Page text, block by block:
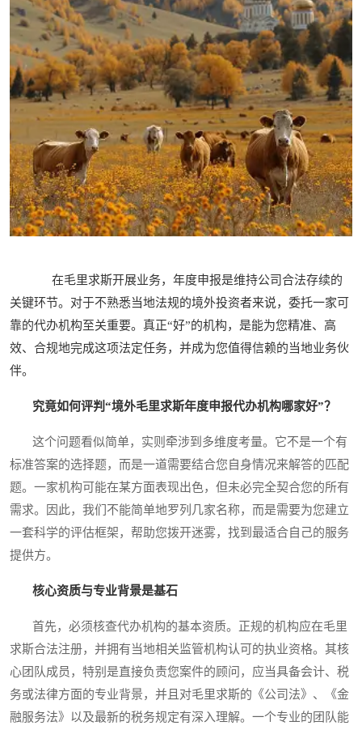
在毛里求斯开展业务，年度申报是维持公司合法存续的
关键环节。对于不熟悉当地法规的境外投资者来说，委托一家可
靠的代办机构至关重要。真正“好”的机构，是能为您精准、高
效、合规地完成这项法定任务，并成为您值得信赖的当地业务伙
伴。
究竟如何评判“境外毛里求斯年度申报代办机构哪家好”？
这个问题看似简单，实则牵涉到多维度考量。它不是一个有
标准答案的选择题，而是一道需要结合您自身情况来解答的匹配
题。一家机构可能在某方面表现出色，但未必完全契合您的所有
需求。因此，我们不能简单地罗列几家名称，而是需要为您建立
一套科学的评估框架，帮助您拨开迷雾，找到最适合自己的服务
提供方。
核心资质与专业背景是基石
首先，必须核查代办机构的基本资质。正规的机构应在毛里
求斯合法注册，并拥有当地相关监管机构认可的执业资格。其核
心团队成员，特别是直接负责您案件的顾问，应当具备会计、税
务或法律方面的专业背景，并且对毛里求斯的《公司法》、《金
融服务法》以及最新的税务规定有深入理解。一个专业的团队能